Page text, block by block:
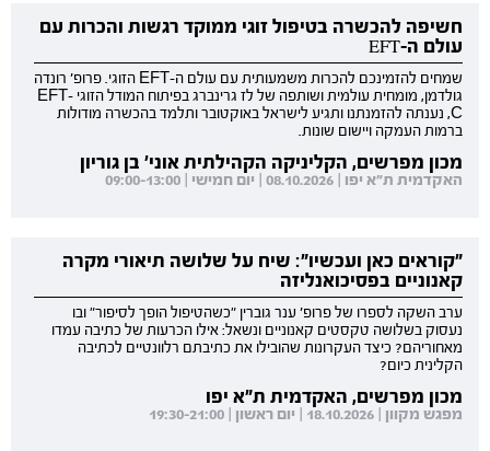
חשיפה להכשרה בטיפול זוגי ממוקד רגשות והכרות עם
עולם ה-EFT
שמחים להזמינכם להכרות משמעותית עם עולם ה-EFT הזוגי. פרופ' רונדה
גולדמן, מומחית עולמית ושותפה של לז גרינברג בפיתוח המודל הזוגי EFT-
C, נענתה להזמנתנו ותגיע לישראל באוקטובר ותלמד בהכשרה מודולות
ברמות העמקה ויישום שונות.
מכון מפרשים, הקליניקה הקהילתית אוני' בן גוריון
האקדמית ת"א יפו | 08.10.2026 | יום חמישי | 09:00-13:00
"קוראים כאן ועכשיו": שיח על שלושה תיאורי מקרה
קאנוניים בפסיכואנליזה
ערב השקה לספרו של פרופ' ענר גוברין "כשהטיפול הופך לסיפור" ובו
נעסוק בשלושה טקסטים קאנוניים ונשאל: אילו הכרעות של כתיבה עמדו
מאחוריהם? כיצד העקרונות שהובילו את כתיבתם רלוונטיים לכתיבה
הקלינית כיום?
מכון מפרשים, האקדמית ת"א יפו
מפגש מקוון | 18.10.2026 | יום ראשון | 19:30-21:00